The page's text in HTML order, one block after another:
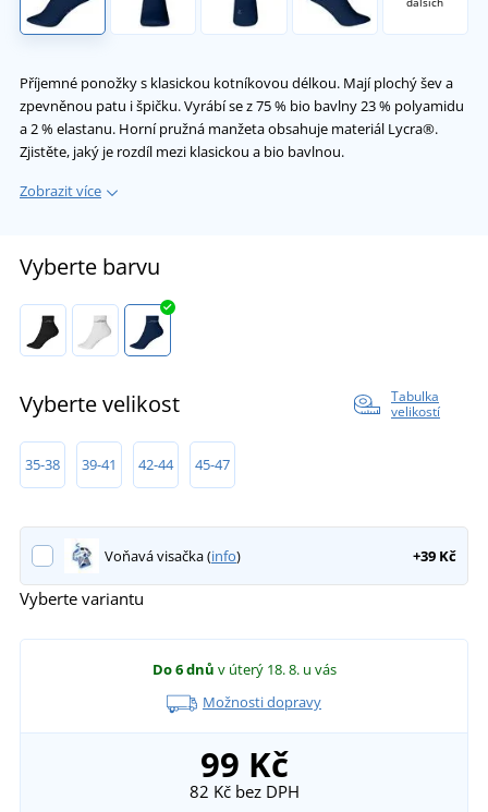
Příjemné ponožky s klasickou kotníkovou délkou. Mají plochý šev a
zpevněnou patu i špičku. Vyrábí se z 75 % bio bavlny 23 % polyamidu
a 2 % elastanu. Horní pružná manžeta obsahuje materiál Lycra®.
Zjistěte, jaký je rozdíl mezi klasickou a bio bavlnou.
Zobrazit více
Vyberte barvu
Vyberte velikost
Tabulka
velikostí
35-38 39-41 42-44 45-47
Voňavá visačka (info) +39 Kč
Vyberte variantu
Do 6 dnů v úterý 18. 8. u vás
Možnosti dopravy
99 Kč
82 Kčbez DPH